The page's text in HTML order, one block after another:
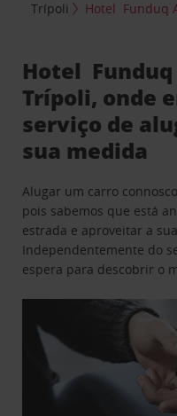
Trípoli
Hotel Funduq
Hotel
Trípoli, onde
serviço de
sua medida
Alugar um carro
pois sabemos que está
estrada e aproveitar a
Independentemente do
espera para descobrir o